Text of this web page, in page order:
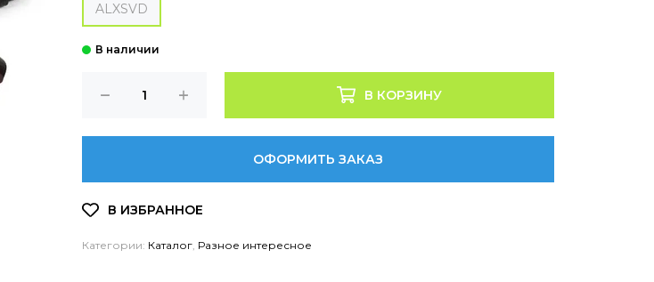
ALXSVD
В КОРЗИНУ
ОФОРМИТЬ ЗАКАЗ
Категории: Каталог Разное интересное